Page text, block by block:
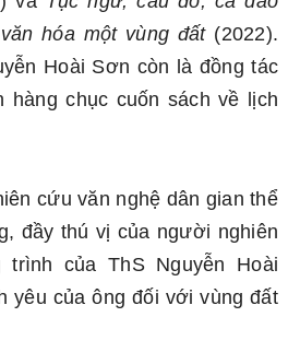
hóa một vùng đất(2022).
Hoài Sơn còn là đồng tác
hàng chục cuốn sách về lịch
cứu văn nghệ dân gian thể
đầy thú vị của người nghiên
trình của ThS Nguyễn Hoài
yêu của ông đối với vùng đất